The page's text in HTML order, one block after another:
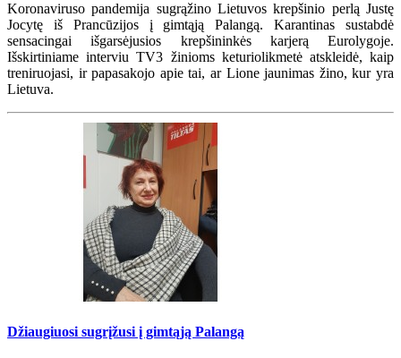
Koronaviruso pandemija sugrąžino Lietuvos krepšinio perlą Justę
Jocytę iš Prancūzijos į gimtąją Palangą. Karantinas sustabdė
sensacingai išgarsėjusios krepšininkės karjerą Eurolygoje.
Išskirtiniame interviu TV3 žinioms keturiolikmetė atskleidė, kaip
treniruojasi, ir papasakojo apie tai, ar Lione jaunimas žino, kur yra
Lietuva.
Džiaugiuosi sugrįžusi į gimtąją Palangą